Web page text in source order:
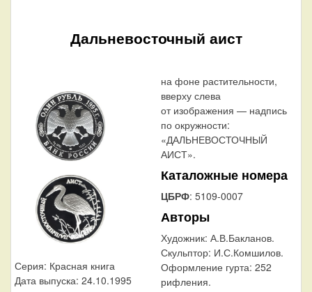
Дальневосточный аист
Серия: Красная книга
Дата выпуска: 24.10.1995
на фоне растительности,
вверху слева
от изображения — надпись
по окружности:
«ДАЛЬНЕВОСТОЧНЫЙ
АИСТ».
Каталожные номера
ЦБРФ: 5109-0007
Авторы
Художник: А.В.Бакланов.
Скульптор: И.С.Комшилов.
Оформление гурта: 252
рифления.